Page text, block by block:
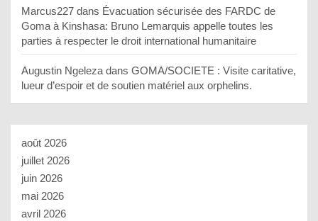
Marcus227 dans Évacuation sécurisée des FARDC de
Goma à Kinshasa: Bruno Lemarquis appelle toutes les
parties à respecter le droit international humanitaire
Augustin Ngeleza dans GOMA/SOCIETE : Visite caritative,
lueur d’espoir et de soutien matériel aux orphelins.
août 2026
juillet 2026
juin 2026
mai 2026
avril 2026